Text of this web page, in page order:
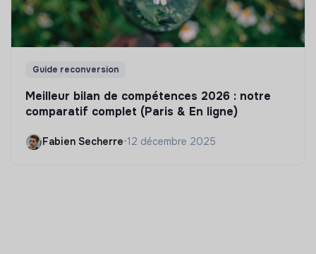
Guide reconversion
Meilleur bilan de compétences 2026 : notre
comparatif complet (Paris & En ligne)
Fabien Secherre•12 décembre 2025